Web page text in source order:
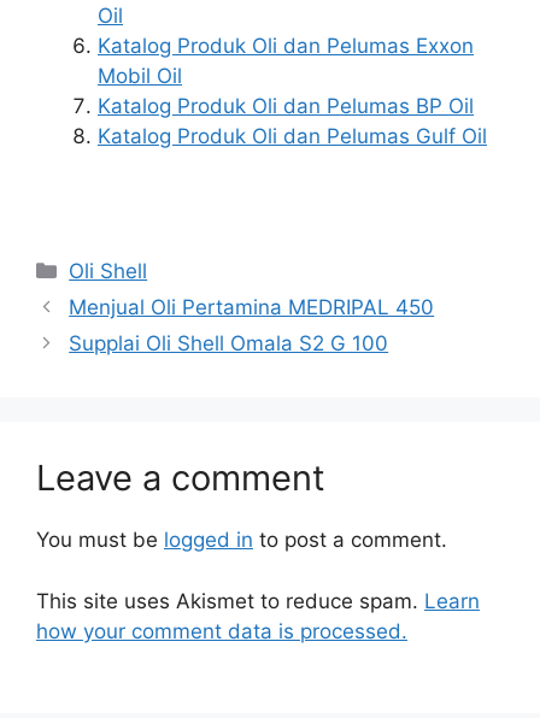
Oil
Katalog Produk Oli dan Pelumas Exxon
Mobil Oil
Katalog Produk Oli dan Pelumas BP Oil
Katalog Produk Oli dan Pelumas Gulf Oil
Oli Shell
Menjual Oli Pertamina MEDRIPAL 450
Supplai Oli Shell Omala S2 G 100
Leave a comment
You must be logged in to post a comment.
This site uses Akismet to reduce spam. Learn
how your comment data is processed.